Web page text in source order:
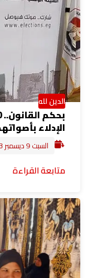
الدين لله
الإدلاء
السبت 9 ديسمبر 2023 2:25 م
متابعة القراءة